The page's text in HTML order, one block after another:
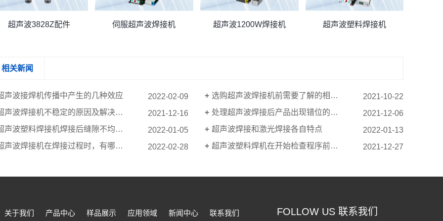
超声波3828Z配件 伺服超声波焊接机 超声波1200W焊接机 超声波塑料焊接机
相关新闻
声波接焊机传播中产生的几种效应 2022-02-09 选购超声波焊接机前需要了解的相关知识
2021-10-22
声波焊接机不稳定的原因及解决方法
2021-12-16 处理超声波焊接后产品出现错位的经验
2021-12-06
声波塑料焊接机焊接后缝隙不均匀怎么办？
2022-01-05 超声波焊接和激光焊接各自特点
2022-01-13
声波焊接机在焊接过程时，有哪些问题需要注意的？
2022-02-28 超声波塑料焊机在开始检查程序前的操作 2021-12-27
关于我们 产品中心 样品展示 应用领域 新闻中心 联系我们 FOLLOW US 联系我们